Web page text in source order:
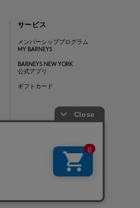
サービス
メンバーシッププログラム
MY BARNEYS
BARNEYS NEW YORK
公式アプリ
ギフトカード